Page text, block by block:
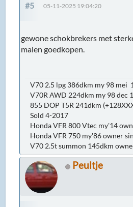
#5 05-11-2025 19:04:20
gewone schokbrekers met
malen goedkopen.
V70 2.5 lpg 386dkm my 98 mei
V70R AWD 224dkm my 98 dec
855 DOP T5R 241dkm
Sold 4-2017
Honda VFR 800 Vtec my'14
Honda VFR 750 my'86 owner
V70 2.5t summon 145dkm
Peultje